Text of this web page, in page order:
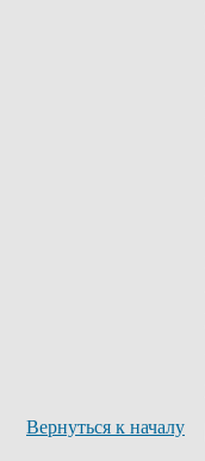
Вернуться к началу